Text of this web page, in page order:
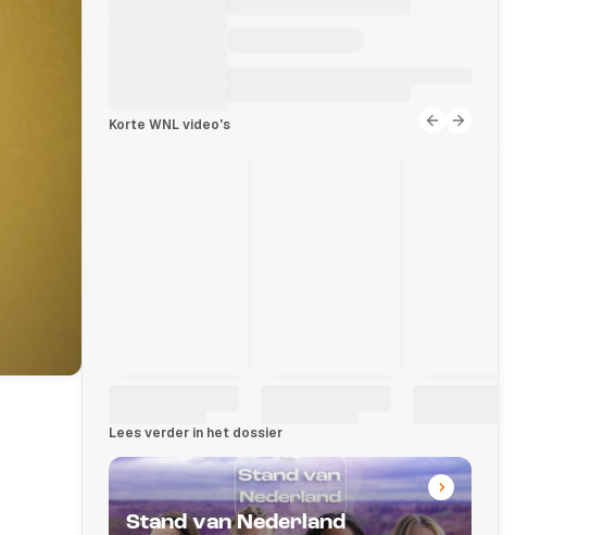
Korte WNL video's
Lees verder in het dossier
Stand van Nederland